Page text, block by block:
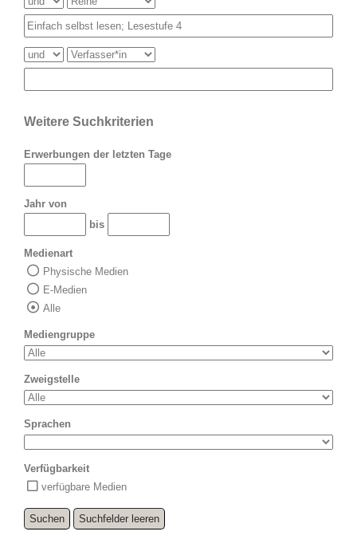
Weitere Suchkriterien
Erwerbungen der letzten Tage
Jahr von
bis
Medienart
Physische Medien
E-Medien
Alle
Mediengruppe
Zweigstelle
Sprachen
Verfügbarkeit
verfügbare Medien